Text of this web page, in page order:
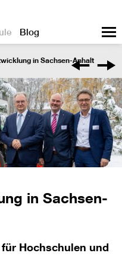
Blog
in Sachsen-Anhalt
in Sachsen-
Hochschulen und